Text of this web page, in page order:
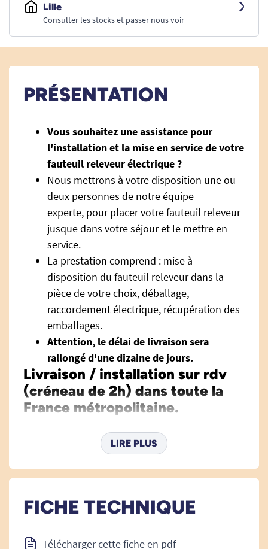
Lille
Consulter les stocks et passer nous voir
PRÉSENTATION
Vous souhaitez une assistance pour
l'installation et la mise en service de votre
fauteuil releveur électrique ?
Nous mettrons à votre disposition une ou
deux personnes de notre équipe
experte, pour placer votre fauteuil releveur
jusque dans votre séjour et le mettre en
service.
La prestation comprend : mise à
disposition du fauteuil releveur dans la
pièce de votre choix, déballage,
raccordement électrique, récupération des
emballages.
Attention, le délai de livraison sera
rallongé d'une dizaine de jours.
Livraison / installation sur rdv
(créneau de 2h) dans toute la
France métropolitaine.
Mise à disposition du fauteuil releveur dans la
pièce de votre choix, déballage, raccordement
que le matériel passe par l'escalier et/ou la porte
Lorsque vous commandez un fauteuil releveur
ou un fauteuil électrique sur un site Internet, ce
LIRE PLUS
FICHE TECHNIQUE
Télécharger cette fiche en pdf